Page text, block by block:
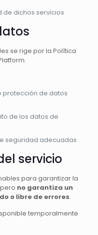
de dichos servicios
se rige por la Política
protección de datos
de los datos de
seguridad adecuadas
servicio
para garantizar la
no garantiza un
o libre de errores.
temporalmente